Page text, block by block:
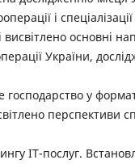
і
висвітлено основні
України,
господарство у
перспективи
ІТ-послуг.